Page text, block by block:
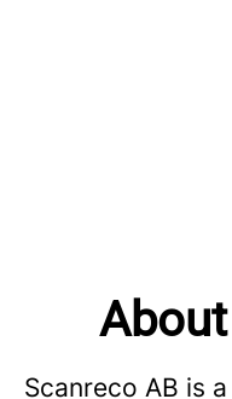
Scanreco AB is